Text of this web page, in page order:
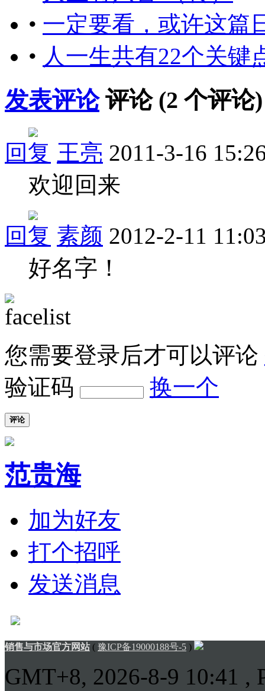
• 一定要看，或许这篇
• 人一生共有22个关键
发表评论评论 (2 个评论)
回复 王亮 2011-3-16
欢迎回来
回复 素颜 2012-2-11
好名字！
您需要登录后才可以评论
验证码
换一个
评论
范贵海
加为好友
打个招呼
发送消息
销售与市场官方网站( 豫ICP备19000188号-5 )
GMT+8, 2026-8-9 10:41 ,